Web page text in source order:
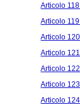
Articolo
Articolo
Articolo
Articolo
Articolo
Articolo
Articolo